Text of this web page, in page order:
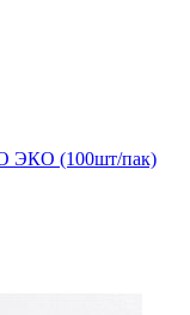
ЭКО (100шт/пак)